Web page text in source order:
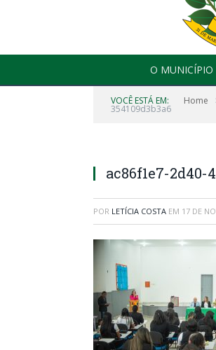
O MUNICÍPIO
VOCÊ ESTÁ EM: Home
354109d3b3a6
ac86f1e7-2d40-
POR LETÍCIA COSTA EM 17 DE